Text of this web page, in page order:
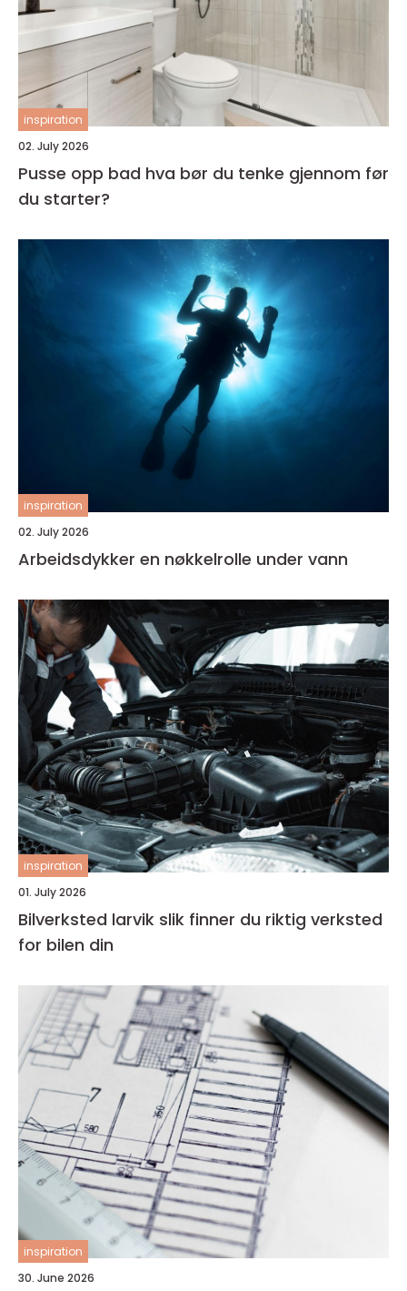
inspiration
02. July 2026
Pusse opp bad hva bør du tenke gjennom før
du starter?
inspiration
02. July 2026
Arbeidsdykker en nøkkelrolle under vann
inspiration
01. July 2026
Bilverksted larvik slik finner du riktig verksted
for bilen din
inspiration
30. June 2026